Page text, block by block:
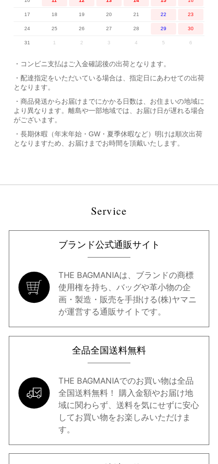
指定なし ホワイト系 ブラック系 グレー系
17 18 19 20 21 22 23
24 25 26 27 28 29 30
31 1 2 3 4 5 6
・コンビニ支払はご入金確認後の出荷となります。
・配達指定をいただいている場合は、指定日にあわせての出荷
となります。
・商品発送からお届けまでにかかる日数は、お住まいの地域に
より異なります。離島や一部地域では、お届け日が遅れる場合
がございます。
・長期休暇（年末年始・GW・夏季休暇など）明けは順次出荷
となりますため、お届けまでお時間を頂戴いたします。
Service
ブランド公式通販サイト
THE BAGMANIAは、ブランドの商標
使用権を持ち、バッグや革小物の企
画・製造・販売を手掛ける(株)ヤマニ
が運営する通販サイトです。
全品全国送料無料
THE BAGMANIAでのお買い物は全品
全国送料無料！ 購入金額やお届け地
域に関わらず、送料を気にせずに安心
してお買い物をお楽しみいただけま
す。